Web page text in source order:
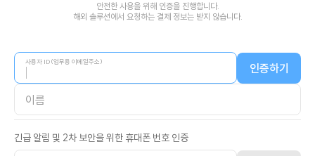
안전한 사용을 위해 인증을 진행합니다.
해외 솔루션에서 요청하는 결제 정보는 받지 않습니다.
사용자 ID(업무용 이메일주소) 인증하기
이름
긴급 알림 및 2차 보안을 위한 휴대폰 번호 인증